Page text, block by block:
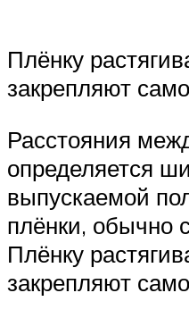
Плёнку
закрепляют
Расстояния
определяется
выпускаемой
плёнки, обычно
Плёнку
закрепляют